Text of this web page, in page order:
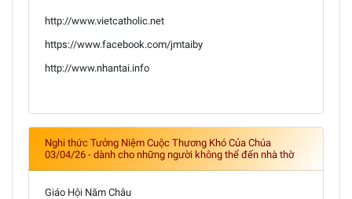
http://www.vietcatholic.net
https://www.facebook.com/jmtaiby
http://www.nhantai.info
Nghi thức Tưởng Niệm Cuộc Thương Khó Của Chúa
03/04/26 - dành cho những người không thể đến nhà thờ
Giáo Hội Năm Châu